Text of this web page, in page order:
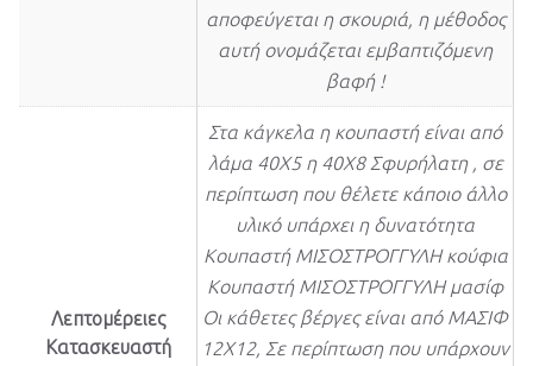
αποφεύγεται η σκουριά, η μέθοδος
αυτή ονομάζεται εμβαπτιζόμενη
βαφή !
Λεπτομέρειες
Κατασκευαστή
Στα κάγκελα η κουπαστή είναι από
λάμα 40Χ5 η 40Χ8 Σφυρήλατη , σε
περίπτωση που θέλετε κάποιο άλλο
υλικό υπάρχει η δυνατότητα
Κουπαστή ΜΙΣΟΣΤΡΟΓΓΥΛΗ κούφια
Κουπαστή ΜΙΣΟΣΤΡΟΓΓΥΛΗ μασίφ
Οι κάθετες βέργες είναι από ΜΑΣΙΦ
12Χ12, Σε περίπτωση που υπάρχουν